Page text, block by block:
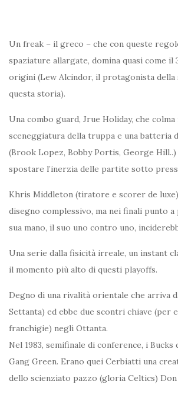
Un freak – il greco – che con queste
spaziature allargate, domina quasi come il
origini (Lew Alcindor, il protagonista della
questa storia).
Una combo guard, Jrue Holiday, che
sceneggiatura della truppa e una batteria
(Brook Lopez, Bobby Portis, George
spostare l’inerzia delle partite sotto
Khris Middleton (tiratore e scorer de luxe)
disegno complessivo, ma nei finali punto a
sua mano, il suo uno contro uno,
Una serie dalla fisicità irreale, un instant
il momento più alto di questi playoffs.
Degno di una rivalità orientale che arriva
Settanta) ed ebbe due scontri chiave (per
franchigie) negli Ottanta.
Nel 1983, semifinale di conference, i
Gang Green. Erano quei Cerbiatti una
dello scienziato pazzo (gloria Celtics) Don